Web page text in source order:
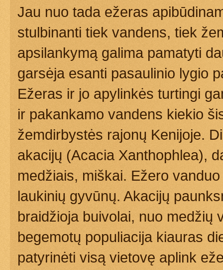
Jau nuo tada ežeras
stulbinanti tiek vandens, tiek
apsilankymą galima pamatyti
garsėja esanti pasaulinio lygio
Ežeras ir jo apylinkės turtingi
ir pakankamo vandens kiekio
žemdirbystės rajonų Kenijoje.
akacijų (Acacia Xanthophlea),
medžiais, miškai. Ežero
laukinių gyvūnų. Akacijų
braidžioja buivolai, nuo medžių
begemotų populiacija kiauras
patyrinėti visą vietovę aplink